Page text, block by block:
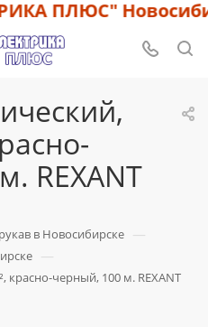
ПЛЮС"
REXANT
в Новосибирске —
—
красно-черный, 100 м. REXANT